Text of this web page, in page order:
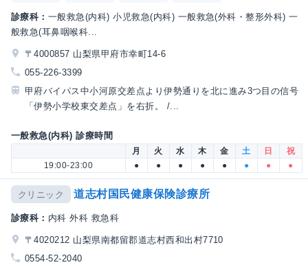
診療科： 一般救急(内科) 小児救急(内科) 一般救急(外科・整形外科) 一
般救急(耳鼻咽喉科...
〒4000857 山梨県甲府市幸町14-6
055-226-3399
甲府バイパス中小河原交差点より伊勢通りを北に進み3つ目の信号
「伊勢小学校東交差点」を右折。 /...
一般救急(内科) 診療時間
月 火 水 木 金 土 日
祝
19:00-23:00
● ● ● ● ● ● ● ●
クリニック 道志村国民健康保険診療所
診療科： 内科 外科 救急科
〒4020212 山梨県南都留郡道志村西和出村7710
0554-52-2040